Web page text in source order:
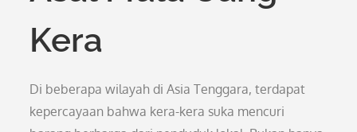
Kera
Di beberapa wilayah di Asia Tenggara, terdapat
kepercayaan bahwa kera-kera suka mencuri